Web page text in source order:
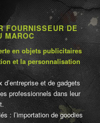
FOURNISSEUR DE
MAROC
en objets publicitaires
et la personnalisation
et de gadgets
professionnels dans leur
: l’importation de goodies